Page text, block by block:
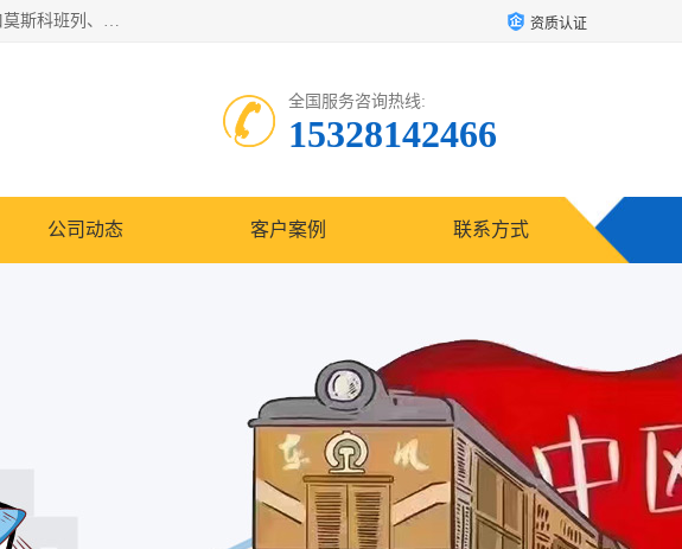
邦赋供应链管理成都有限公司是一家全球性的货物运输代理公司，主要从事：波兰中欧班列、德国中欧班列、出口莫斯科班列、中欧班列进口、蓉欧铁路、成都出口空运等业务，同时亦提供报关、报检、仓储、码头操作等服务。 资质认证
全国服务咨询热线:
15328142466
公司动态 客户案例 联系方式